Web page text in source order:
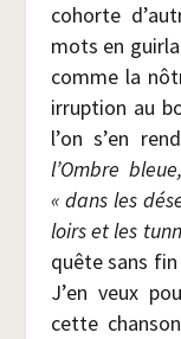
cohorte
mots en
comme la
irrup­tion au
l’on s’en
l’Ombre bleue,
« dans les
loirs et les
quête sans fin
J’en veux
cette